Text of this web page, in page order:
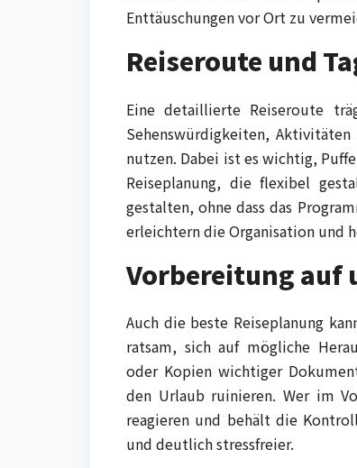
Enttäuschungen vor Ort zu
Reiseroute und
Eine detaillierte Reiseroute
Sehenswürdigkeiten,
nutzen. Dabei ist es wichtig,
Reiseplanung, die flexibel
gestalten, ohne dass das
erleichtern die Organisation und
Vorbereitung auf
Auch die beste Reiseplanung
ratsam, sich auf mögliche
oder Kopien wichtiger
den Urlaub ruinieren. Wer im
reagieren und behält die
und deutlich stressfreier.